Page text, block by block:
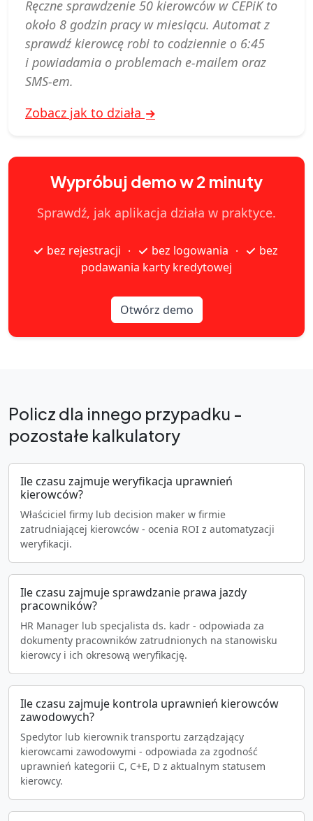
Ręczne sprawdzenie 50 kierowców w CEPiK to
około 8 godzin pracy w miesiącu. Automat z
sprawdź kierowcę robi to codziennie o 6:45
i powiadamia o problemach e‑mailem oraz
SMS-em.
Zobacz jak to działa
Wypróbuj demo w 2 minuty
Sprawdź, jak aplikacja działa w praktyce.
bez rejestracji · bez logowania ·
bez
podawania karty kredytowej
Otwórz demo
Policz dla innego przypadku -
pozostałe kalkulatory
Ile czasu zajmuje weryfikacja uprawnień
kierowców?
Właściciel firmy lub decision maker w firmie
zatrudniającej kierowców - ocenia ROI z automatyzacji
weryfikacji.
Ile czasu zajmuje sprawdzanie prawa jazdy
pracowników?
HR Manager lub specjalista ds. kadr - odpowiada za
dokumenty pracowników zatrudnionych na stanowisku
kierowcy i ich okresową weryfikację.
Ile czasu zajmuje kontrola uprawnień kierowców
zawodowych?
Spedytor lub kierownik transportu zarządzający
kierowcami zawodowymi - odpowiada za zgodność
uprawnień kategorii C, C+E, D z aktualnym statusem
kierowcy.